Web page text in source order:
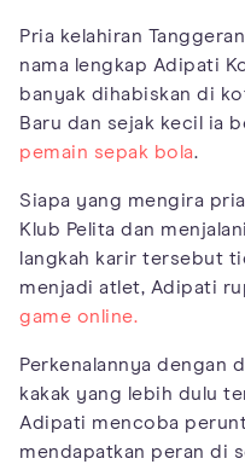
Pria kelahiran
nama lengkap Adipati
banyak dihabiskan di
Baru dan sejak kecil ia
pemain sepak bola.
Siapa yang mengira
Klub Pelita dan menjalani
langkah karir tersebut
menjadi atlet, Adipati
game online.
Perkenalannya dengan
kakak yang lebih dulu
Adipati mencoba
mendapatkan peran di